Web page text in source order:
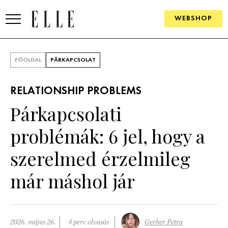
WEBSHOP
SZÉPSÉG
KULTÚRA
PSZICHÉ
PÁRKAPCSOLAT
FŐOLDAL PÁRKAPCSOLAT
RELATIONSHIP PROBLEMS
Párkapcsolati
problémák: 6 jel, hogy a
szerelmed érzelmileg
már máshol jár
2026. május 26. 4 perc olvasás Gerber Petra